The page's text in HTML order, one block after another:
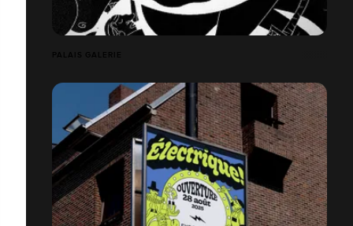
PALAIS GALERIE